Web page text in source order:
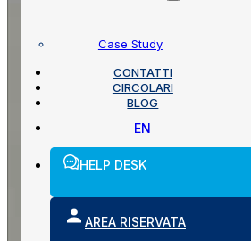
Case Study
CONTATTI
CIRCOLARI
BLOG
EN
HELP DESK
AREA RISERVATA